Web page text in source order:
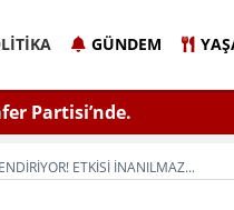
GÜNDEM
Partisi’nde.
ETKISI INANILMAZ...